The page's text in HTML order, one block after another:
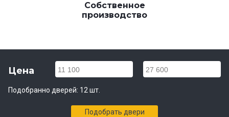
Собственное
производство
Цена 11 100 27 600
Подобранно дверей: 12шт.
Подобрать двери